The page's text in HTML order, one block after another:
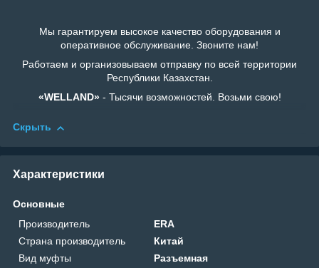
Мы гарантируем высокое качество оборудования и
оперативное обслуживание. Звоните нам!
Работаем и организовываем отправку по всей территории
Республики Казахстан.
«WELLAND»- Тысячи возможностей. Возьми свою!
Скрыть
Характеристики
Основные
Производитель
ERA
Страна производитель
Китай
Вид муфты
Разъемная